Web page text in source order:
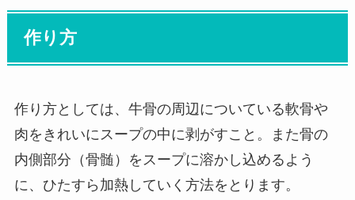
作り方
作り方としては、牛骨の周辺についている軟骨や
肉をきれいにスープの中に剥がすこと。また骨の
内側部分（骨髄）をスープに溶かし込めるよう
に、ひたすら加熱していく方法をとります。